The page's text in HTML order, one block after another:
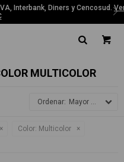
Interbank, Diners y Cencosud.Ver
MULTICOLOR
Mayor precio
Color: Multicolor